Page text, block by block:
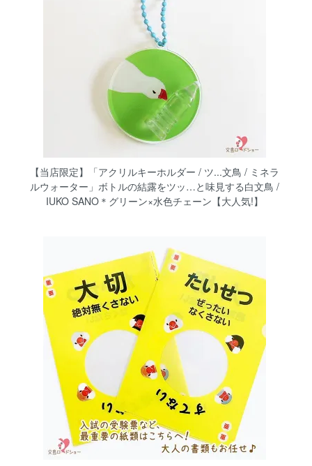
【当店限定】「アクリルキーホルダー / ツ...文鳥 / ミネラ
ルウォーター」ボトルの結露をツッ…と味見する白文鳥 /
IUKO SANO＊グリーン×水色チェーン【大人気!】